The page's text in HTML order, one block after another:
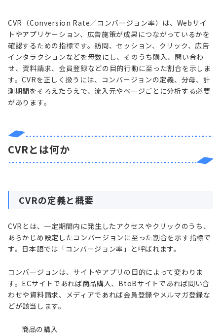
CVR（Conversion Rate／コンバージョン率）は、Webサイ
トやアプリケーション、広告施策が成果につながっているかを
確認するための指標です。訪問、セッション、クリック、広告
インタラクションなどを母数にし、そのうち購入、問い合わ
せ、資料請求、会員登録などの目的行動に至った割合を示しま
す。CVRを正しく扱うには、コンバージョンの定義、分母、計
測期間をそろえたうえで、流入元やページごとに分析する必要
があります。
CVRとは何か
CVRの定義と概要
CVRとは、一定期間内に発生したアクセスやクリックのうち、
あらかじめ設定したコンバージョンに至った割合を示す指標で
す。日本語では「コンバージョン率」と呼ばれます。
コンバージョンは、サイトやアプリの目的によって変わりま
す。ECサイトであれば商品購入、BtoBサイトであれば問い合
わせや資料請求、メディアであれば会員登録やメルマガ登録な
どが該当します。
商品の購入